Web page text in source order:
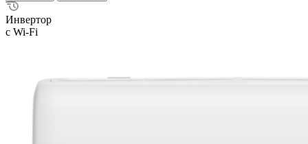
Инвертор
с Wi-Fi